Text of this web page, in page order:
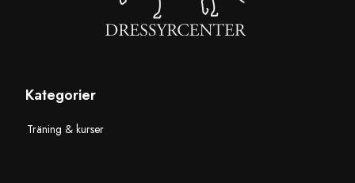
Kategorier
Träning & kurser